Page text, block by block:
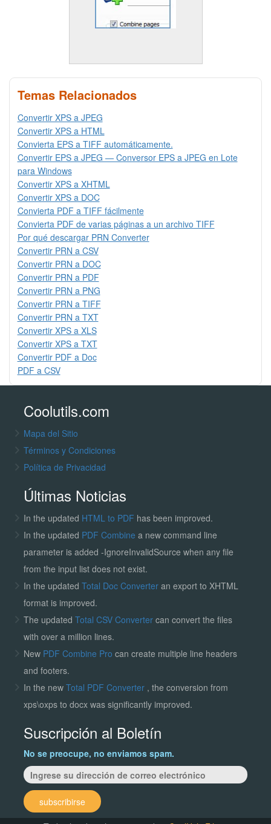
Temas Relacionados
Convertir XPS a JPEG
Convertir XPS a HTML
Convierta EPS a TIFF automáticamente.
Convertir EPS a JPEG — Conversor EPS a JPEG en Lote
para Windows
Convertir XPS a XHTML
Convertir XPS a DOC
Convierta PDF a TIFF fácilmente
Convierta PDF de varias páginas a un archivo TIFF
Por qué descargar PRN Converter
Convertir PRN a CSV
Convertir PRN a DOC
Convertir PRN a PDF
Convertir PRN a PNG
Convertir PRN a TIFF
Convertir PRN a TXT
Convertir XPS a XLS
Convertir XPS a TXT
Convertir PDF a Doc
PDF a CSV
Coolutils.com
Mapa del Sitio
Términos y Condiciones
Política de Privacidad
Últimas Noticias
In the updated HTML to PDF has been improved.
In the updated PDF Combine a new command line
parameter is added -IgnoreInvalidSource when any file
from the input list does not exist.
In the updated Total Doc Converter an export to XHTML
format is improved.
The updated Total CSV Convertercan convert the files
with over a million lines.
New PDF Combine Pro can create multiple line headers
and footers.
In the new Total PDF Converter , the conversion from
xps\oxps to docx was significantly improved.
Suscripción al Boletín
No se preocupe, no enviamos spam.
subscribirse